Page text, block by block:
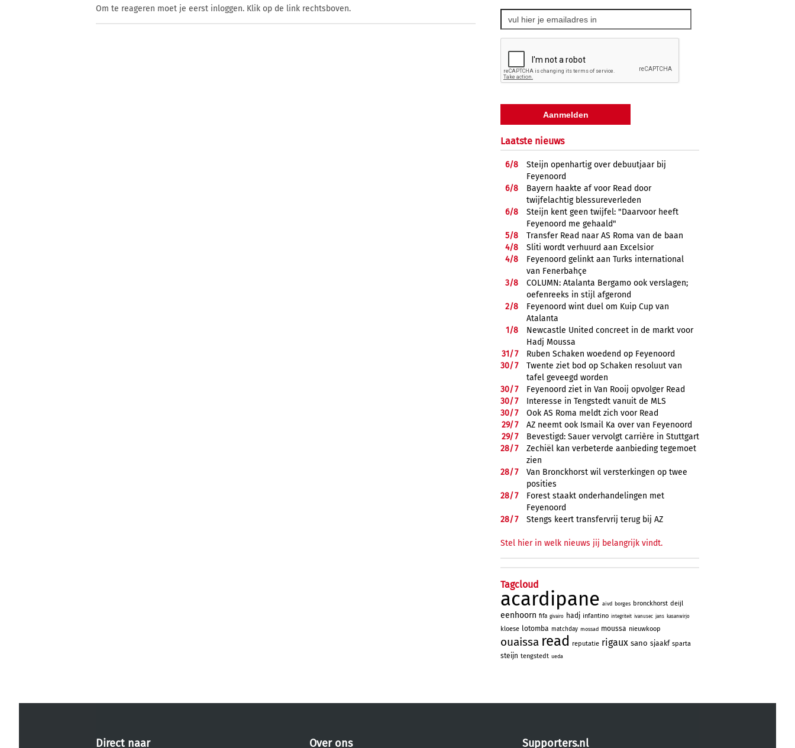
Om te reageren moet je eerst inloggen. Klik op de link rechtsboven.
Laatste nieuws
6/8
Steijn openhartig over debuutjaar bij
Feyenoord
6/8
Bayern haakte af voor Read door
twijfelachtig blessureverleden
6/8
Steijn kent geen twijfel: "Daarvoor heeft
Feyenoord me gehaald"
5/8
Transfer Read naar AS Roma van de baan
4/8
Sliti wordt verhuurd aan Excelsior
4/8
Feyenoord gelinkt aan Turks international
van Fenerbahçe
3/8
COLUMN: Atalanta Bergamo ook verslagen;
oefenreeks in stijl afgerond
2/8
Feyenoord wint duel om Kuip Cup van
Atalanta
1/8
Newcastle United concreet in de markt voor
Hadj Moussa
31/7
Ruben Schaken woedend op Feyenoord
30/7
Twente ziet bod op Schaken resoluut van
tafel geveegd worden
30/7
Feyenoord ziet in Van Rooij opvolger Read
30/7
Interesse in Tengstedt vanuit de MLS
30/7
Ook AS Roma meldt zich voor Read
29/7
AZ neemt ook Ismail Ka over van Feyenoord
29/7
Bevestigd: Sauer vervolgt carrière in Stuttgart
28/7
Zechiël kan verbeterde aanbieding tegemoet
zien
28/7
Van Bronckhorst wil versterkingen op twee
posities
28/7
Forest staakt onderhandelingen met
Feyenoord
28/7 Stengs keert transfervrij terug bij AZ
Stel hier in welk nieuws jij belangrijk vindt.
Tagcloud
acardipane aivd borges bronckhorst deijl
eenhoorn fifa givairo hadj infantino integriteit ivanusec jans kasanwirjo
kloese lotomba matchday mossad moussa nieuwkoop
ouaissa read reputatie rigaux sano sjaakf sparta
steijn tengstedt ueda
Direct naar Over ons Supporters.nl